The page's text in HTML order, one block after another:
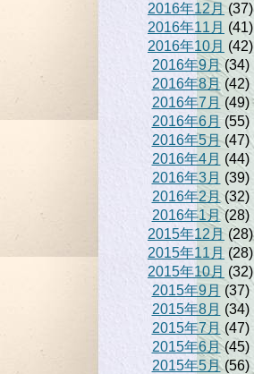
2016年12月 (37)
2016年11月 (41)
2016年10月 (42)
2016年9月(34)
2016年8月(42)
2016年7月 (49)
2016年6月(55)
2016年5月(47)
2016年4月 (44)
2016年3月 (39)
2016年2月(32)
2016年1月(28)
2015年12月 (28)
2015年11月 (28)
2015年10月 (32)
2015年9月 (37)
2015年8月 (34)
2015年7月 (47)
2015年6月(45)
2015年5月(56)